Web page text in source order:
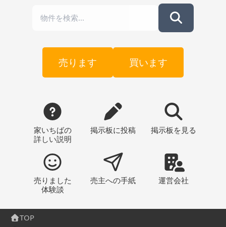
売ります 買います
家いちばの
詳しい説明
掲示板に投稿 掲示板 を見る
売りました
体験談
売主への手紙 運営会社
TOP